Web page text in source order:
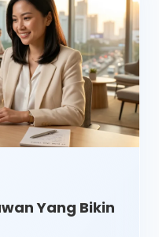
Yang Bikin